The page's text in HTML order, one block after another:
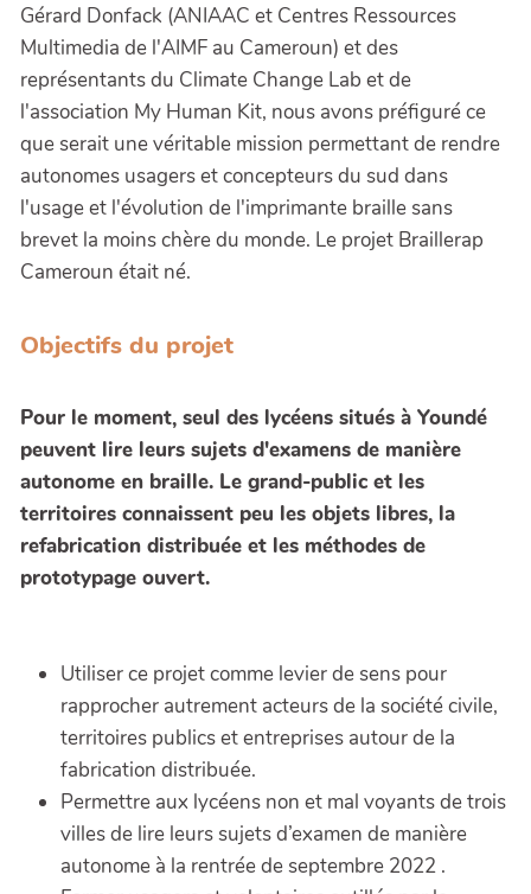
Gérard Donfack (ANIAAC et Centres Ressources
Multimedia de l'AIMF au Cameroun) et des
représentants du Climate Change Lab et de
l'association My Human Kit, nous avons préfiguré ce
que serait une véritable mission permettant de rendre
autonomes usagers et concepteurs du sud dans
l'usage et l'évolution de l'imprimante braille sans
brevet la moins chère du monde. Le projet Braillerap
Cameroun était né.
Objectifs du projet
Pour le moment, seul des lycéens situés à Youndé
peuvent lire leurs sujets d'examens de manière
autonome en braille. Le grand-public et les
territoires connaissent peu les objets libres, la
refabrication distribuée et les méthodes de
prototypage ouvert.
Utiliser ce projet comme levier de sens pour
rapprocher autrement acteurs de la société civile,
territoires publics et entreprises autour de la
fabrication distribuée.
Permettre aux lycéens non et mal voyants de trois
villes de lire leurs sujets d’examen de manière
autonome à la rentrée de septembre 2022 .